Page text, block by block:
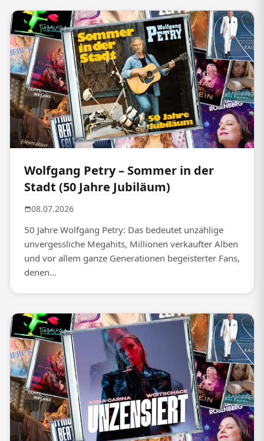
Wolfgang Petry – Sommer in der
Stadt (50 Jahre Jubiläum)
08.07.2026
50 Jahre Wolfgang Petry: Das bedeutet unzählige
unvergessliche Megahits, Millionen verkaufter Alben
und vor allem ganze Generationen begeisterter Fans,
denen...